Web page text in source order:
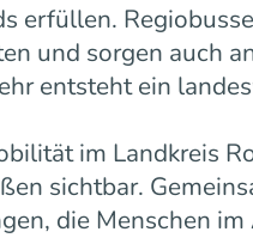
erfüllen.
und sorgen auch
entsteht ein
im Landkreis
sichtbar.
die Menschen